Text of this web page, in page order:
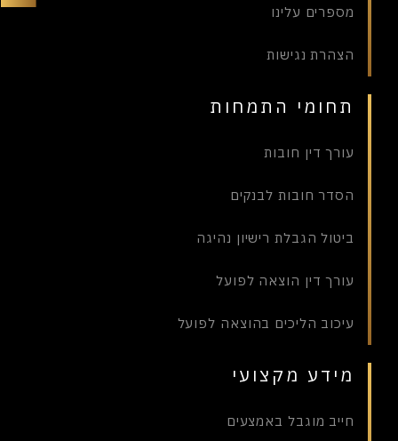
מספרים עלינו
הצהרת נגישות
תחומי התמחות
עורך דין חובות
הסדר חובות לבנקים
ביטול הגבלת רישיון נהיגה
עורך דין הוצאה לפועל
עיכוב הליכים בהוצאה לפועל
מידע מקצועי
חייב מוגבל באמצעים